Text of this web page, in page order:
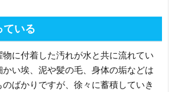
ている
に付着した汚れが水と共に流れてい
かい埃、泥や髪の毛、身体の垢などは
ばかりですが、徐々に蓄積していき